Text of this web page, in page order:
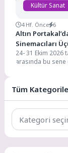
Kültür Sanat
4 Hf. Önce 6
Altın
Sinemacıları
Yarışacak!
24- 31 Ekim 2026
arasında bu sene
sinema...
Tüm
Tüm
Kategoriler